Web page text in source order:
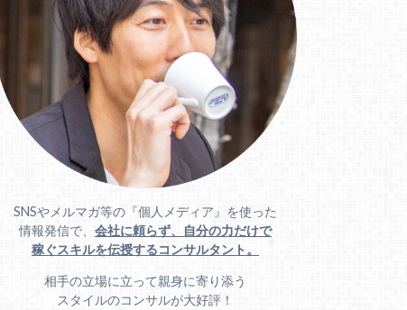
SNSやメルマガ等の『個人メディア』を使った
情報発信で、 会社に頼らず、自分の力だけで
稼ぐスキルを伝授するコンサルタント。
相手の立場に立って親身に寄り添う
スタイルのコンサルが大好評！